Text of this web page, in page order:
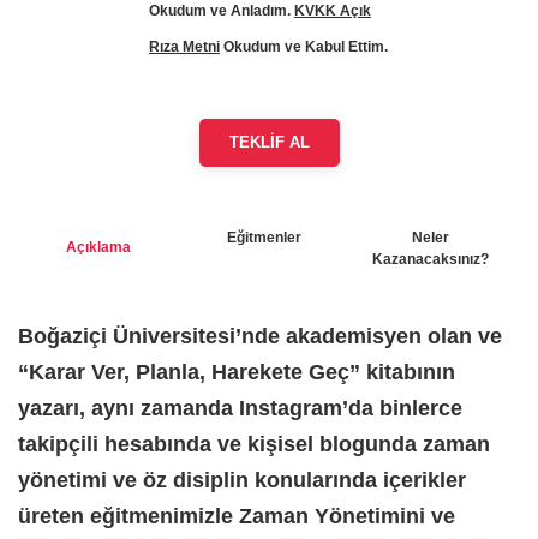
Okudum ve Anladım. KVKK Açık
Rıza Metni Okudum ve Kabul Ettim.
Açıklama
Eğitmenler
Neler
Kazanacaksınız?
Boğaziçi Üniversitesi’nde akademisyen olan ve
“Karar Ver, Planla, Harekete Geç” kitabının
yazarı, aynı zamanda Instagram’da binlerce
takipçili hesabında ve kişisel blogunda zaman
yönetimi ve öz disiplin konularında içerikler
üreten eğitmenimizle Zaman Yönetimini ve